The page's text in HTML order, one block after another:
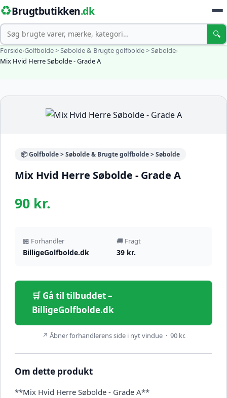
♻️Brugtbutikken.dk
Søg 🔍
Forside›Golfbolde > Søbolde & Brugte golfbolde > Søbolde›
Mix Hvid Herre Søbolde - Grade A
📦 Golfbolde > Søbolde & Brugte golfbolde > Søbolde
Mix Hvid Herre Søbolde - Grade A
90 kr.
🏪 Forhandler
BilligeGolfbolde.dk
🚚 Fragt
39 kr.
🛒 Gå til tilbuddet –
BilligeGolfbolde.dk
↗ Åbner forhandlerens side i nyt vindue · 90 kr.
Om dette produkt
**Mix Hvid Herre Søbolde - Grade A**